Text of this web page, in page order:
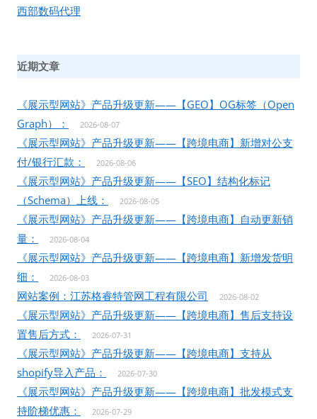
西部数码代理
近期文章
《展示型网站》产品升级更新——【GEO】OG标签（Open
Graph）：
2026-08-07
《展示型网站》产品升级更新——【跨境电商】新增对公支
付/银行汇款：
2026-08-06
《展示型网站》产品升级更新——【SEO】结构化标记
（Schema）上线：
2026-08-05
《展示型网站》产品升级更新——【跨境电商】自动更新销
量：
2026-08-04
《展示型网站》产品升级更新——【跨境电商】新增发货明
细：
2026-08-03
网站案例：江苏格睿特管网工程有限公司 2026-08-02
《展示型网站》产品升级更新——【跨境电商】售后支持设
置售后方式：
2026-07-31
《展示型网站》产品升级更新——【跨境电商】支持从
shopify导入产品：
2026-07-30
《展示型网站》产品升级更新——【跨境电商】批发模式支
持阶梯优惠：
2026-07-29